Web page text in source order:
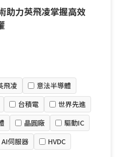
助力英飛凌掌握高效
飛凌
意法半導體
台積電
世界先進
晶圓廠
驅動IC
AI伺服器 HVDC